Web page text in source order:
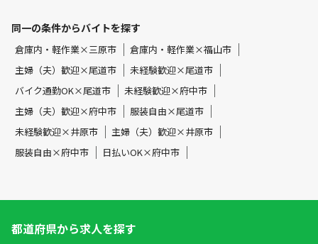
同一の条件からバイトを探す
倉庫内・軽作業×三原市
倉庫内・軽作業×福山市
主婦（夫）歓迎×尾道市
未経験歓迎×尾道市
バイク通勤OK×尾道市
未経験歓迎×府中市
主婦（夫）歓迎×府中市
服装自由×尾道市
未経験歓迎×井原市
主婦（夫）歓迎×井原市
服装自由×府中市
日払いOK×府中市
都道府県から求人を探す